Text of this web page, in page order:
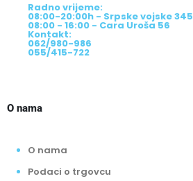
Radno vrijeme:
08:00-20:00h - Srpske vojske 345
08:00 - 16:00 - Cara Uroša 56
Kontakt:
062/980-986
055/415-722
O nama
O nama
Podaci o trgovcu